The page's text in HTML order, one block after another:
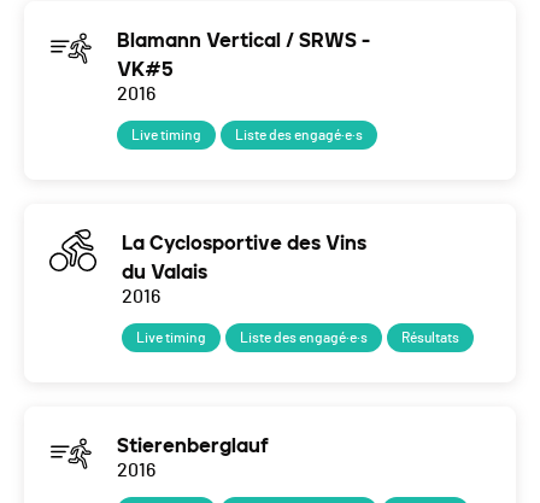
Blamann Vertical / SRWS -
VK#5
2016
Live timing Liste des engagé·e·s
La Cyclosportive des Vins
du Valais
2016
Live timing Liste des engagé·e·s Résultats
Stierenberglauf
2016